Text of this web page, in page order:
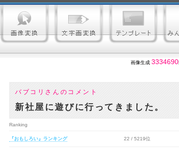
画像生成 3334690
バブコリさんのコメント
新社屋に遊びに行ってきました。
Ranking
『おもしろい』ランキング 22 / 5219位